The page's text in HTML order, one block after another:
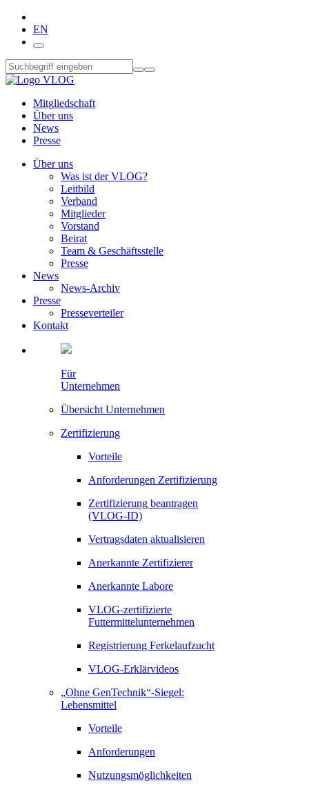
EN
Mitgliedschaft
Über uns
News
Presse
Über uns
Was ist der VLOG?
Leitbild
Verband
Mitglieder
Vorstand
Beirat
Team & Geschäftsstelle
Presse
News
News-Archiv
Presse
Presseverteiler
Kontakt
Für
Unternehmen
Übersicht Unternehmen
Zertifizierung
Vorteile
Anforderungen Zertifizierung
Zertifizierung beantragen
(VLOG-ID)
Vertragsdaten aktualisieren
Anerkannte Zertifizierer
Anerkannte Labore
VLOG-zertifizierte
Futtermittelunternehmen
Registrierung Ferkelaufzucht
VLOG-Erklärvideos
„Ohne GenTechnik“-Siegel:
Lebensmittel
Vorteile
Anforderungen
Nutzungsmöglichkeiten